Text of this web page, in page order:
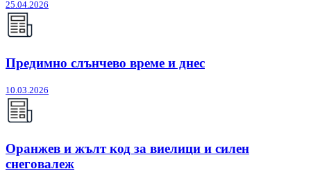
25.04.2026
Предимно слънчево време и днес
10.03.2026
Оранжев и жълт код за виелици и силен
снеговалеж